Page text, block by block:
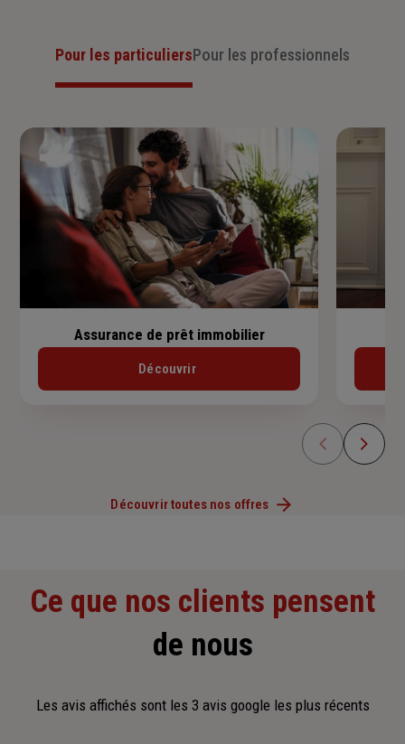
Pour les particuliersPour les professionnels
Assurance de prêt immobilier
Découvrir
Découvrir toutes nos offres
Ce que nos clients pensent
de nous
Les avis affichés sont les 3 avis google les plus récents